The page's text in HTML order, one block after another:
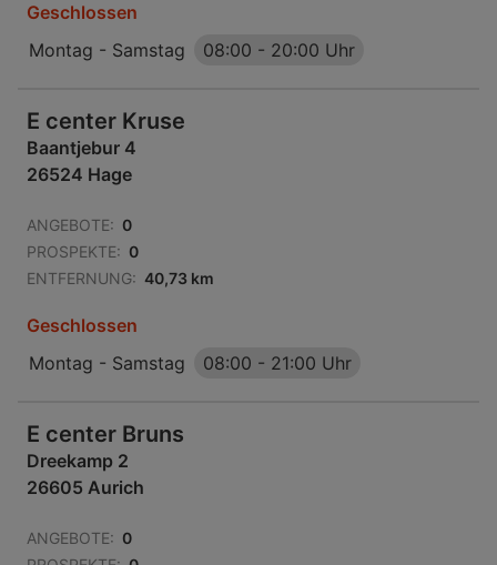
Geschlossen
Montag - Samstag
08:00 - 20:00 Uhr
E center Kruse
Baantjebur 4
26524 Hage
ANGEBOTE: 0
PROSPEKTE: 0
ENTFERNUNG: 40,73 km
Geschlossen
Montag - Samstag
08:00 - 21:00 Uhr
E center Bruns
Dreekamp 2
26605 Aurich
ANGEBOTE: 0